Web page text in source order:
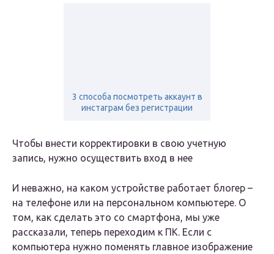
3 способа посмотреть аккаунт в
инстаграм без регистрации
Чтобы внести корректировки в свою учетную
запись, нужно осуществить вход в нее
И неважно, на каком устройстве работает блогер –
на телефоне или на персональном компьютере. О
том, как сделать это со смартфона, мы уже
рассказали, теперь переходим к ПК. Если с
компьютера нужно поменять главное изображение